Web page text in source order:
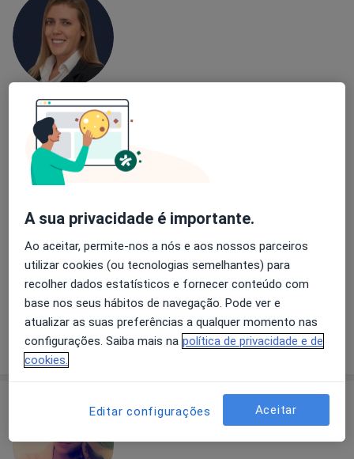
Susana Medeiros
Psicólogo
10 opiniões
Rua da Cadeira de São Pedro, V. Nogueira de Azeitão •
Dra. Susana Medeiros - Psicóloga Clínica e da Saúde
Consulta online
Solicite um atendimento
A sua privacidade é importante.
Ao aceitar, permite-nos a nós e aos nossos parceiros
utilizar cookies (ou tecnologias semelhantes) para
recolher dados estatísticos e fornecer conteúdo com
base nos seus hábitos de navegação. Pode ver e
atualizar as suas preferências a qualquer momento nas
configurações. Saiba mais na política de privacidade e de
cookies.
Editar configurações Aceitar